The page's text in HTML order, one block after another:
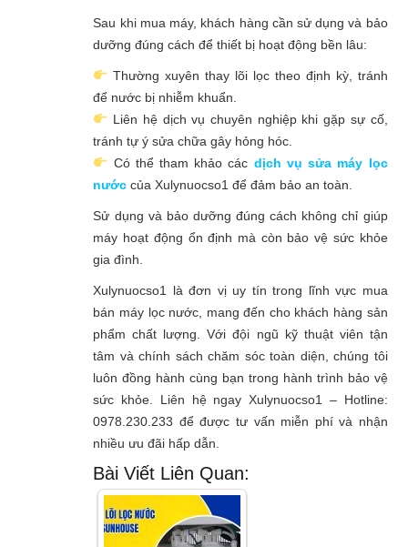
Sau khi mua máy, khách hàng cần sử dụng và bảo
dưỡng đúng cách để thiết bị hoạt động bền lâu:
Thường xuyên thay lõi lọc theo định kỳ, tránh
để nước bị nhiễm khuẩn.
Liên hệ dịch vụ chuyên nghiệp khi gặp sự cố,
tránh tự ý sửa chữa gây hỏng hóc.
Có thể tham khảo các dịch vụ sửa máy lọc
nước của Xulynuocso1 để đảm bảo an toàn.
Sử dụng và bảo dưỡng đúng cách không chỉ giúp
máy hoạt động ổn định mà còn bảo vệ sức khỏe
gia đình.
Xulynuocso1 là đơn vị uy tín trong lĩnh vực mua
bán máy lọc nước, mang đến cho khách hàng sản
phẩm chất lượng. Với đội ngũ kỹ thuật viên tận
tâm và chính sách chăm sóc toàn diện, chúng tôi
luôn đồng hành cùng bạn trong hành trình bảo vệ
sức khỏe. Liên hệ ngay Xulynuocso1 – Hotline:
0978.230.233 để được tư vấn miễn phí và nhận
nhiều ưu đãi hấp dẫn.
Bài Viết Liên Quan: